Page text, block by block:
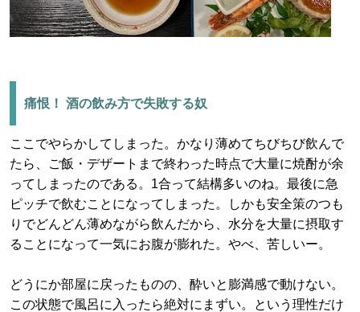
痛恨！ 酒の飲み方で失敗する奴
ここでやらかしてしまった。かなり薄めてちびちび飲んで
たら、ご飯・デザートまで終わった時点で大量に焼酎が余
ってしまったのである。1合って結構多いのね。最後に急
ピッチで飲むことになってしまった。しかも安全策のつも
りでどんどん薄めながら飲んだから、水分を大量に摂取す
ることになって一気にお腹が膨れた。やべ、苦しいー。
どうにか部屋に戻ったものの、酔いと膨満感で動けない。
この状態で風呂に入ったら絶対にまずい。という理性だけ